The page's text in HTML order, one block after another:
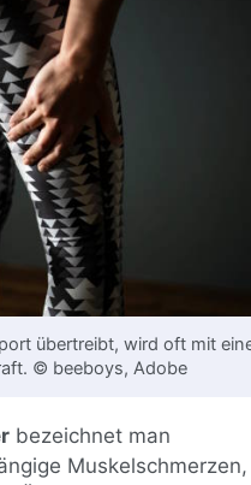
übertreibt, wird oft mit
© beeboys, Adobe
bezeichnet man